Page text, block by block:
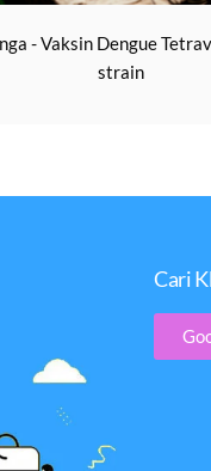
- Vaksin Dengue
strain
Cari